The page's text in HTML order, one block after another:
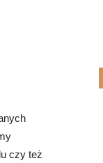
czy też